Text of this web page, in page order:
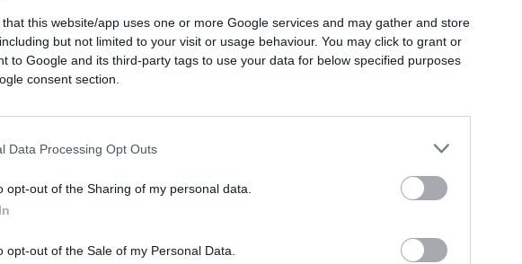
that this website/app uses one or more Google services and may gather and store
but not limited to your visit or usage behaviour. You may click to grant or
to Google and its third-party tags to use your data for below specified purposes
consent section.
Data Processing Opt Outs
opt-out of the Sharing of my personal data.
opt-out of the Sale of my Personal Data.